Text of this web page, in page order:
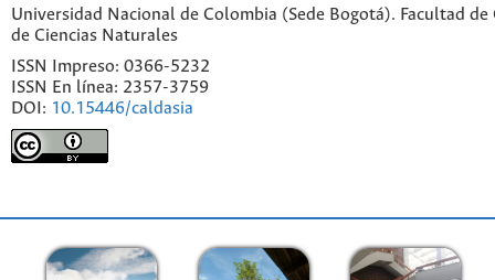
Universidad Nacional de Colombia (Sede Bogotá). Facultad
de Ciencias Naturales
ISSN Impreso: 0366-5232
ISSN En línea: 2357-3759
DOI: 10.15446/caldasia